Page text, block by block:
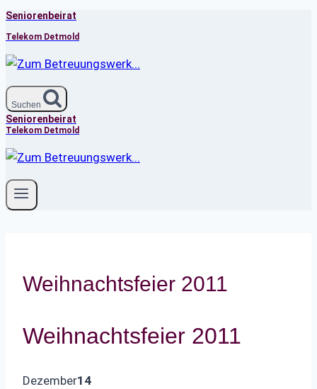
Zum
Inhalt
springen
Seniorenbeirat
Telekom Detmold
Suchen
Seniorenbeirat
Telekom Detmold
Weihnachtsfeier 2011
Weihnachtsfeier 2011
Dezember14